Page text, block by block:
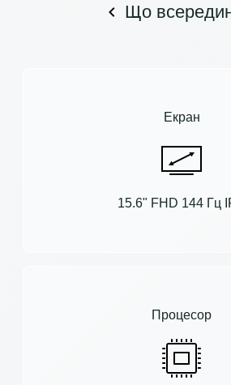
Що
Екран
15.6" FHD 144 Гц
Процесор